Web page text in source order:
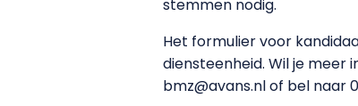
stemmen nodig.
Het formulier voor
diensteenheid. Wil je meer
bmz@avans.nl of bel naar